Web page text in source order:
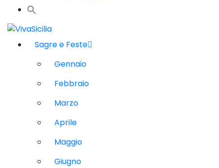
Sagre e Feste
Gennaio
Febbraio
Marzo
Aprile
Maggio
Giugno